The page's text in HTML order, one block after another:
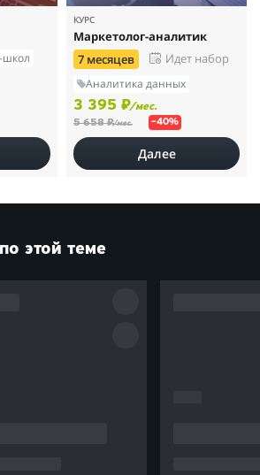
школ
КУРС
Маркетолог- аналитик
7 месяцев
Идет набор
Аналитика данных
3 395 ₽/мес.
5 658 ₽/мес. –40%
Далее
этой теме